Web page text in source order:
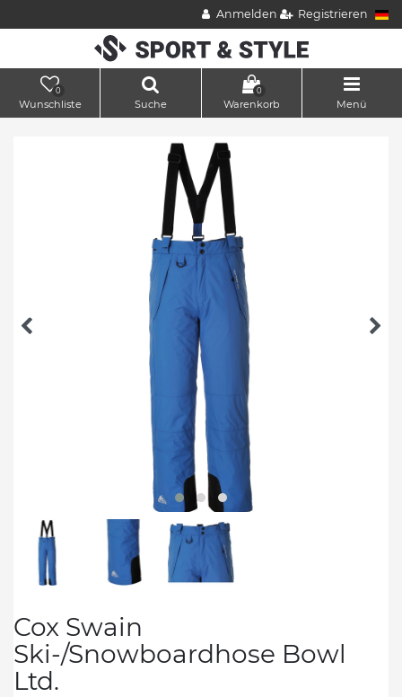
Anmelden Registrieren
0
Wunschliste Suche
0
Warenkorb Menü
Cox Swain
Ski-/Snowboardhose Bowl
Ltd.